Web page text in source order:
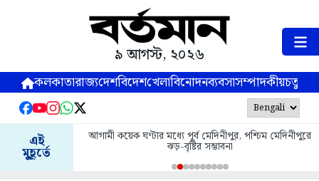
৯ আগস্ট, ২০২৬
কলকাতারাজ্যদেশবিদেশখেলাবিনোদনব্যবসাসম্পাদকীয়
এই
মুহূর্তে
আগামী কয়েক ঘণ্টার মধ্যে পূর্ব মেদিনীপুর, পশ্চিম মেদিনীপুরে
ঝড়-বৃষ্টির সম্ভাবনা